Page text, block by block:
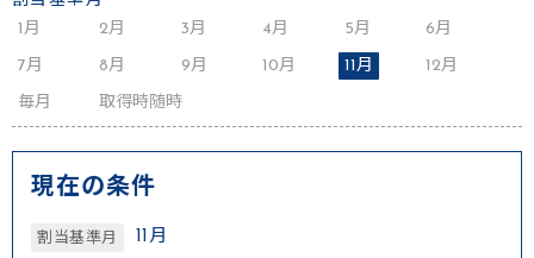
1月
2月 3月 4月 5月 6月
7月 8月 9月 10月 11月 12月
毎月 取得時随時
現在の条件
割当基準月 11月